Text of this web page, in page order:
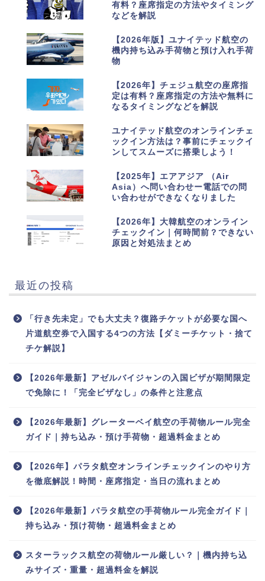
有料？座席指定の方法やタイミング
などを解説
【2026年版】ユナイテッド航空の
機内持ち込み手荷物と預け入れ手荷
物
【2026年】チェジュ航空の座席指
定は有料？座席指定の方法や無料に
なるタイミングなどを解説
ユナイテッド航空のオンラインチェ
ックイン方法は？事前にチェックイ
ンしてスムーズに搭乗しよう！
【2025年】エアアジア （Air
Asia）へ問い合わせー電話での問
い合わせができなくなりました
【2026年】大韓航空のオンライン
チェックイン｜何時間前？できない
原因と対処法まとめ
最近の投稿
「行き先未定」でも大丈夫？復路チケットが必要な国へ
片道航空券で入国する4つの方法【ダミーチケット・捨て
チケ解説】
【2026年最新】アゼルバイジャンの入国ビザが期間限定
で免除に！「完全ビザなし」の条件と注意点
【2026年最新】グレーターベイ航空の手荷物ルール完全
ガイド｜持ち込み・預け手荷物・超過料金まとめ
【2026年】パラタ航空オンラインチェックインのやり方
を徹底解説！時間・座席指定・当日の流れまとめ
【2026年最新】パラタ航空の手荷物ルール完全ガイド｜
持ち込み・預け荷物・超過料金まとめ
スターラックス航空の荷物ルール厳しい？｜機内持ち込
みサイズ・重量・超過料金を解説